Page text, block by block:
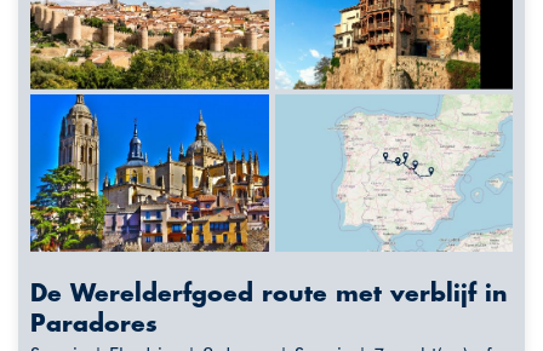
De Werelderfgoed route met verblijf in
Paradores